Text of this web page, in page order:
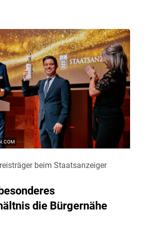
beim Staatsanzeiger
die Bürgernähe